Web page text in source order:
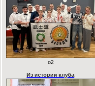
o2
Из истории клуба